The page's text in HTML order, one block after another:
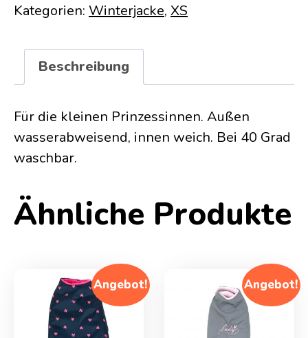
Kategorien: Winterjacke, XS
Beschreibung
Für die kleinen Prinzessinnen. Außen
wasserabweisend, innen weich. Bei 40 Grad
waschbar.
Ähnliche Produkte
Angebot! Angebot!